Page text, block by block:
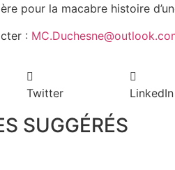
pour la macabre histoire
:
Twitter LinkedIn
SUGGÉRÉS